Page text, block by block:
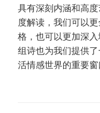
具有深刻内涵和高
度解读，我们可以
格，也可以更加深
组诗也为我们提供
活情感世界的重要窗